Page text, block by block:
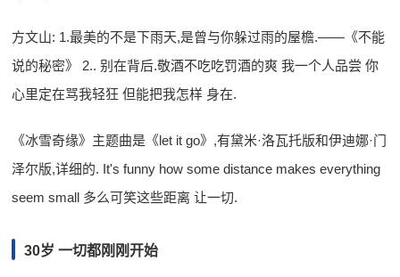
方文山: 1.最美的不是下雨天,是曾与你躲过雨的屋檐.——《不能
说的秘密》 2.. 别在背后.敬酒不吃吃罚酒的爽 我一个人品尝 你
心里定在骂我轻狂 但能把我怎样 身在.
《冰雪奇缘》主题曲是《let it go》,有黛米·洛瓦托版和伊迪娜·门
泽尔版,详细的. It's funny how some distance makes everything
seem small 多么可笑这些距离 让一切.
30岁 一切都刚刚开始